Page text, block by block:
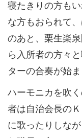
寝たきりの方も
な方もおられて
のあと、栗生楽
ら入所者の方々
ターの合奏が始ま
ハーモニカを吹
者は自治会長の
に歌ったりしな